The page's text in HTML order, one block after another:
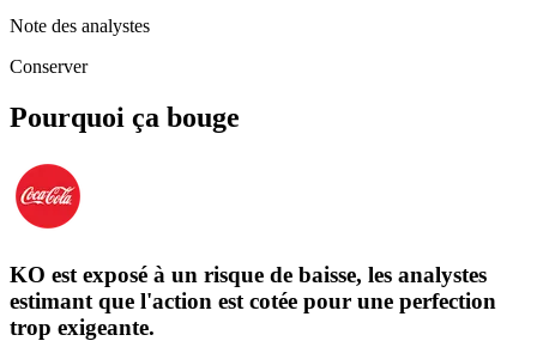
Note des analystes
Conserver
Pourquoi ça bouge
KO est exposé à un risque de baisse, les analystes
estimant que l'action est cotée pour une perfection
trop exigeante.